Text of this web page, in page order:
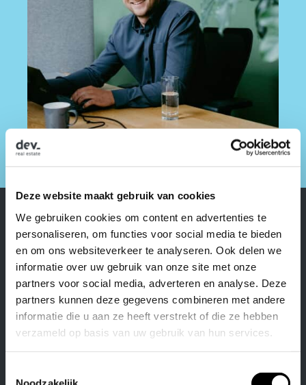
Deze website maakt gebruik van cookies
We gebruiken cookies om content en advertenties te
personaliseren, om functies voor social media te bieden
en om ons websiteverkeer te analyseren. Ook delen we
informatie over uw gebruik van onze site met onze
partners voor social media, adverteren en analyse. Deze
partners kunnen deze gegevens combineren met andere
informatie die u aan ze heeft verstrekt of die ze hebben
verzameld op basis van uw gebruik van hun services.
Kennisdelen
Bij onze Dev_academy draait het om
kennisdeling. Geen standaard cursus maar
het uitwisselen van ervaringen en
inzichten binnen ons team. Zo versterken
we elkaars werk en ons werkplezier. Dat we
hoe we werken: met aandacht voor